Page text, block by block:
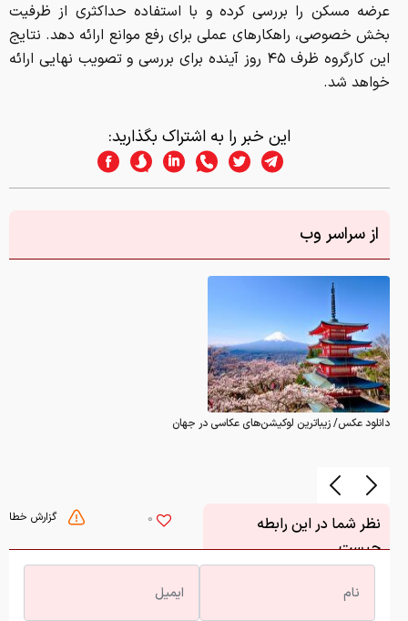
عرضه مسکن را بررسی کرده و با استفاده حداکثری از ظرفیت
بخش خصوصی، راهکارهای عملی برای رفع موانع ارائه دهد. نتایج
این کارگروه ظرف ۴۵ روز آینده برای بررسی و تصویب نهایی ارائه
خواهد شد.
این خبر را به اشتراک بگذارید:
از سراسر وب
دانلود عکس/ زیباترین لوکیشن‌های عکاسی در جهان
گزارش خطا 0
نظر شما در این رابطه
چیست